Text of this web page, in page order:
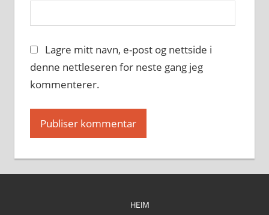
Lagre mitt navn, e-post og nettside i
denne nettleseren for neste gang jeg
kommenterer.
HEIM